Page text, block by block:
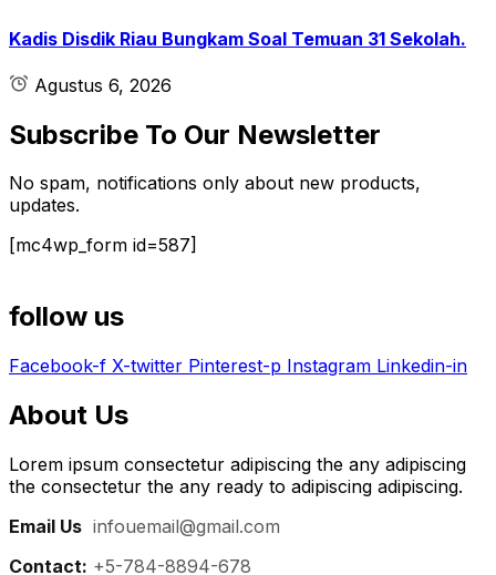
Kadis Disdik Riau Bungkam Soal Temuan 31 Sekolah.
Agustus 6, 2026
Subscribe To Our Newsletter
No spam, notifications only about new products,
updates.
[mc4wp_form id=587]
follow us
Facebook-f X-twitter Pinterest-p Instagram Linkedin-in
About Us
Lorem ipsum consectetur adipiscing the any adipiscing
the consectetur the any ready to adipiscing adipiscing.
Email Us infouemail@gmail.com
Contact: +5-784-8894-678